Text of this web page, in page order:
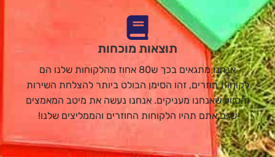
תוצאות מוכחות
אנחנו מתגאים בכך ש80 אחוז מהלקוחות שלנו הם
לקוחות חוזרים, זהו הסימן הבולט ביותר להצלחת השירות
והסיוע שאנחנו מעניקים. אנחנו נעשה את מיטב המאמצים
שגם אתם תהיו הלקוחות החוזרים והממליצים שלנו!